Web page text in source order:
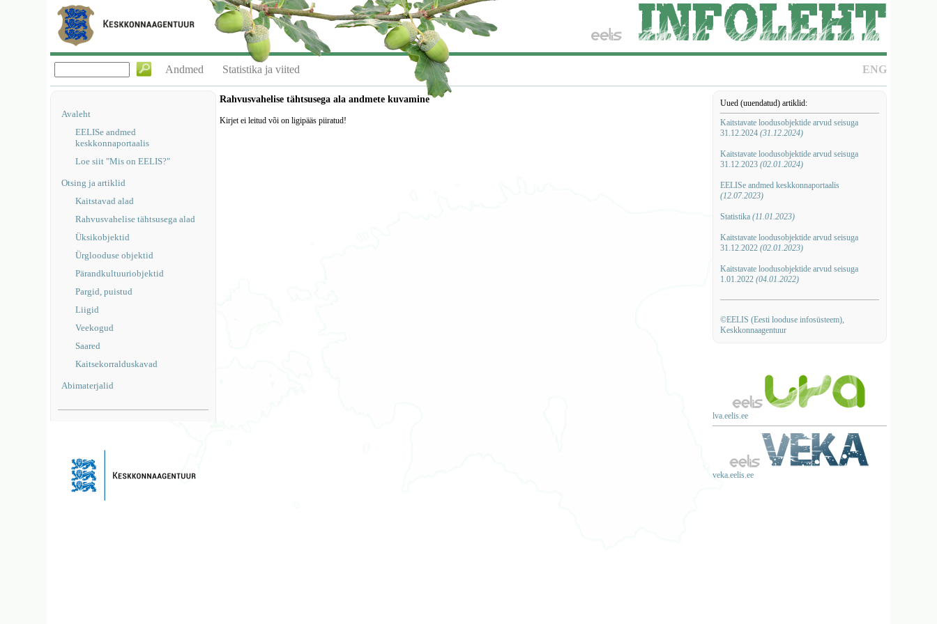
ENG
Andmed Statistika ja viited
Avaleht
EELISe andmed
keskkonnaportaalis
Loe siit "Mis on EELIS?"
Otsing ja artiklid
Kaitstavad alad
Rahvusvahelise tähtsusega alad
Üksikobjektid
Ürglooduse objektid
Pärandkultuuriobjektid
Pargid, puistud
Liigid
Veekogud
Saared
Kaitsekorralduskavad
Abimaterjalid
Uued (uuendatud) artiklid:
Kaitstavate loodusobjektide arvud seisuga
31.12.2024 (31.12.2024)
Kaitstavate loodusobjektide arvud seisuga
31.12.2023 (02.01.2024)
EELISe andmed keskkonnaportaalis
(12.07.2023)
Statistika (11.01.2023)
Kaitstavate loodusobjektide arvud seisuga
31.12.2022 (02.01.2023)
Kaitstavate loodusobjektide arvud seisuga
1.01.2022 (04.01.2022)
©EELIS (Eesti looduse infosüsteem),
Keskkonnaagentuur
lva.eelis.ee
veka.eelis.ee
Rahvusvahelise tähtsusega ala andmete kuvamine
Kirjet ei leitud või on ligipääs piiratud!